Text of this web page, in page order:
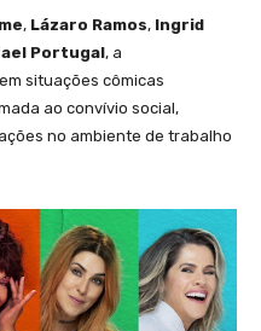
, Lázaro Ramos, Ingrid
Portugal, a
situações cômicas
ao convívio social,
no ambiente de trabalho